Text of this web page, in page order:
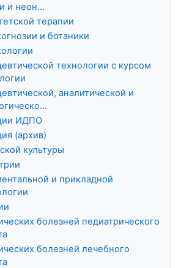
и неон...
терапии
и ботаники
технологии с курсом
аналитической и
ИДПО
(архив)
культуры
и прикладной
болезней педиатрического
болезней лечебного